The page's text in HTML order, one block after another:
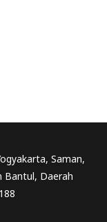
Saman,
Bantul, Daerah